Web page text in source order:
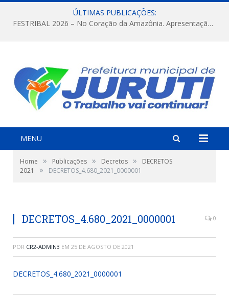
ÚLTIMAS PUBLICAÇÕES:
FESTRIBAL 2026 – No Coração da Amazônia. Apresentação da Munduruku.
MENU
Home » Publicações » Decretos »
DECRETOS
2021
» DECRETOS_4.680_2021_0000001
DECRETOS_4.680_2021_0000001 0
POR CR2-ADMIN3 EM 25 DE AGOSTO DE 2021
DECRETOS_4.680_2021_0000001